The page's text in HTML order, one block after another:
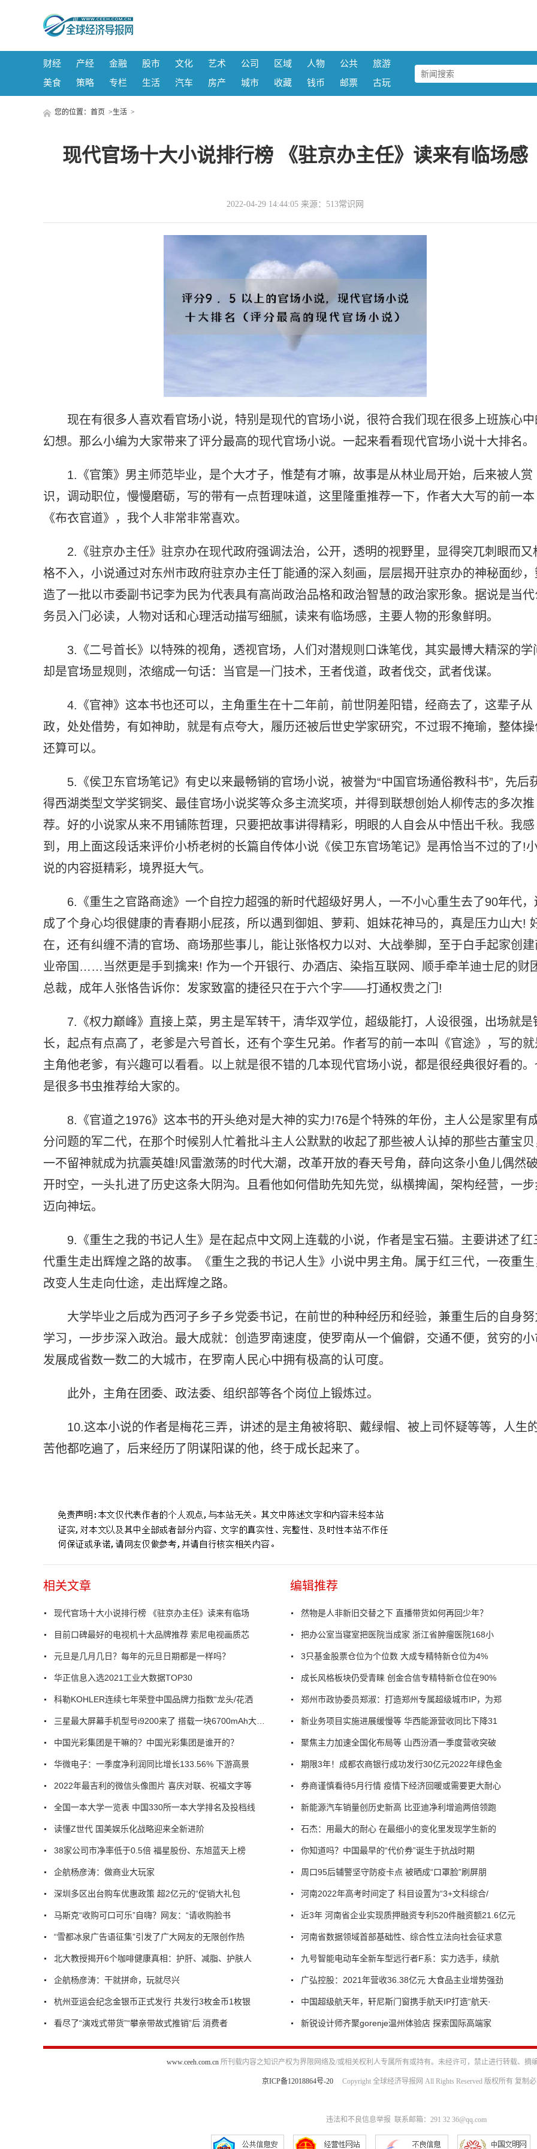
财经 产经 金融 股市 文化 艺术 公司 区域 人物 公共
旅游
美食
策略 专栏 生活 汽车 房产 城市 收藏 钱币 邮票 古玩
您的位置： 首页 >生活 >
现代官场十大小说排行榜 《驻京办主任》读来有临场感
2022-04-29 14:44:05 来源：513常识网
现在有很多人喜欢看官场小说，特别是现代的官场小说，很符合我们现在很多上班族心中
幻想。那么小编为大家带来了评分最高的现代官场小说。一起来看看现代官场小说十大排名。
1.《官策》男主师范毕业，是个大才子，惟楚有才嘛，故事是从林业局开始，后来被人赏
识，调动职位，慢慢磨砺，写的带有一点哲理味道，这里隆重推荐一下，作者大大写的前一本
《布衣官道》，我个人非常非常喜欢。
2.《驻京办主任》驻京办在现代政府强调法治，公开，透明的视野里，显得突兀刺眼而又
格不入，小说通过对东州市政府驻京办主任丁能通的深入刻画，层层揭开驻京办的神秘面纱，
造了一批以市委副书记李为民为代表具有高尚政治品格和政治智慧的政治家形象。据说是当代
务员入门必读，人物对话和心理活动描写细腻，读来有临场感，主要人物的形象鲜明。
3.《二号首长》以特殊的视角，透视官场，人们对潜规则口诛笔伐，其实最博大精深的学
却是官场显规则，浓缩成一句话：当官是一门技术，王者伐道，政者伐交，武者伐谋。
4.《官神》这本书也还可以，主角重生在十二年前，前世阴差阳错，经商去了，这辈子从
政，处处借势，有如神助，就是有点夸大，履历还被后世史学家研究，不过瑕不掩瑜，整体操
还算可以。
5.《侯卫东官场笔记》有史以来最畅销的官场小说，被誉为“中国官场通俗教科书”，先后
得西湖类型文学奖铜奖、最佳官场小说奖等众多主流奖项，并得到联想创始人柳传志的多次推
荐。好的小说家从来不用铺陈哲理，只要把故事讲得精彩，明眼的人自会从中悟出千秋。我感
到，用上面这段话来评价小桥老树的长篇自传体小说《侯卫东官场笔记》是再恰当不过的了!
说的内容挺精彩，境界挺大气。
6.《重生之官路商途》一个自控力超强的新时代超级好男人，一不小心重生去了90年代，
成了个身心均很健康的青春期小屁孩，所以遇到御姐、萝莉、姐妹花神马的，真是压力山大!
在，还有纠缠不清的官场、商场那些事儿，能让张恪权力以对、大战拳脚，至于白手起家创建
业帝国……当然更是手到擒来! 作为一个开银行、办酒店、染指互联网、顺手牵羊迪士尼的财
总裁，成年人张恪告诉你：发家致富的捷径只在于六个字——打通权贵之门!
7.《权力巅峰》直接上菜，男主是军转干，清华双学位，超级能打，人设很强，出场就是
长，起点有点高了，老爹是六号首长，还有个孪生兄弟。作者写的前一本叫《官途》，写的就
主角他老爹，有兴趣可以看看。以上就是很不错的几本现代官场小说，都是很经典很好看的。
是很多书虫推荐给大家的。
8.《官道之1976》这本书的开头绝对是大神的实力!76是个特殊的年份，主人公是家里有
分问题的军二代，在那个时候别人忙着批斗主人公默默的收起了那些被人认掉的那些古董宝贝
一不留神就成为抗震英雄!风雷激荡的时代大潮，改革开放的春天号角，薛向这条小鱼儿偶然
开时空，一头扎进了历史这条大阴沟。且看他如何借助先知先觉，纵横捭阖，架构经营，一步
迈向神坛。
9.《重生之我的书记人生》是在起点中文网上连载的小说，作者是宝石猫。主要讲述了红
代重生走出辉煌之路的故事。《重生之我的书记人生》小说中男主角。属于红三代，一夜重生
改变人生走向仕途，走出辉煌之路。
大学毕业之后成为西河子乡子乡党委书记，在前世的种种经历和经验，兼重生后的自身努
学习，一步步深入政治。最大成就：创造罗南速度，使罗南从一个偏僻，交通不便，贫穷的小
发展成省数一数二的大城市，在罗南人民心中拥有极高的认可度。
此外，主角在团委、政法委、组织部等各个岗位上锻炼过。
10.这本小说的作者是梅花三弄，讲述的是主角被将职、戴绿帽、被上司怀疑等等，人生
苦他都吃遍了，后来经历了阴谋阳谋的他，终于成长起来了。
相关文章
现代官场十大小说排行榜 《驻京办主任》读来有临场
目前口碑最好的电视机十大品牌推荐 索尼电视画质芯
元旦是几月几日？每年的元旦日期都是一样吗？
华正信息入选2021工业大数据TOP30
科勒KOHLER连续七年荣登中国品牌力指数“龙头/花洒
中国光彩集团是干嘛的？中国光彩集团是谁开的？
华微电子：一季度净利润同比增长133.56% 下游高景
2022年最吉利的微信头像图片 喜庆对联、祝福文字等
全国一本大学一览表 中国330所一本大学排名及投档线
读懂Z世代 国美娱乐化战略迎来全新进阶
38家公司市净率低于0.5倍 福星股份、东旭蓝天上榜
企航杨彦涛：做商业大玩家
深圳多区出台购车优惠政策 超2亿元的“促销大礼包
马斯克“收购可口可乐”自嗨？网友：“请收购脸书
“雪都冰泉广告语征集”引发了广大网友的无限创作热
北大教授揭开6个咖啡健康真相：护肝、减脂、护肤人
企航杨彦涛：干就拼命，玩就尽兴
杭州亚运会纪念金银币正式发行 共发行3枚金币1枚银
看尽了“演戏式带货”“攀亲带故式推销”后 消费者
编辑推荐
然物是人非新旧交替之下 直播带货如何再回少年？
把办公室当寝室把医院当成家 浙江省肿瘤医院168小
3只基金股票仓位为个位数 大成专精特新仓位为4%
成长风格板块仍受青睐 创金合信专精特新仓位在90%
郑州市政协委员郑淑：打造郑州专属超级城市IP，为郑
新业务项目实施进展缓慢等 华西能源营收同比下降31
聚焦主力加速全国化布局等 山西汾酒一季度营收突破
期限3年！成都农商银行成功发行30亿元2022年绿色金
券商谨慎看待5月行情 疫情下经济回暖或需要更大耐心
新能源汽车销量创历史新高 比亚迪净利增逾两倍领跑
石杰：用最大的耐心 在最细小的变化里发现学生新的
你知道吗？中国最早的“代价券”诞生于抗战时期
周口95后辅警坚守防疫卡点 被晒成“口罩脸”刷屏朋
河南2022年高考时间定了 科目设置为“3+文科综合/
近3年 河南省企业实现质押融资专利520件融资额21.6亿元
河南省数据领域首部基础性、综合性立法向社会征求意
九号智能电动车全新车型远行者F系：实力选手，续航
广弘控股：2021年营收36.38亿元 大食品主业增势强劲
中国超级航天年，轩尼斯门窗携手航天IP打造“航天·
新锐设计师齐聚gorenje温州体验店 探索国际高端家
www.ceeh.com.cn所刊载内容之知识产权为界限网络及/或相关权利人专属所有或持有。未经许可，禁止进行转载、摘
京ICP备12018864号-20 Copyright 全球经济导报网 All Rights Reserved 版权所有 复制
违法和不良信息举报 联系邮箱：291 32 36@qq.com